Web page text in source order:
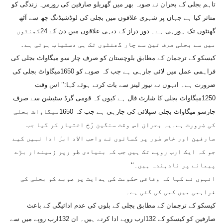
تاہم بجلی کے بحران نے صوبہ بھر میں گھریلو صارفین کی روزمرہ زندگی کو
متاثر کیا ہے جہاں پر شہری علاقوں میں بجلی کی لوڈشیڈنگ چھ سے آٹھ
گھنٹوں تک ہورہی ہے۔ دور دراز کے دیہی علاقوں میں دن کے 24گھنٹوں
میں سے بجلی صرف تین سے چار گھنٹوں تک ہی دستیاب ہوتی ہے۔
کیسکو کے ترجمان کے مطابق بلوچستان کو صرف چار سو میگاواٹ بجلی کی
فراہمی عمل میں لائی جارہی ہے جب کہ صوبے کو 1650میگاواٹ بجلی کی
ضرورت ہے۔ انہوں نے نیوز لینز سے بات کرتے ہوئے کہا:’’ اس وقت
1250میگاواٹ بجلی کا شارٹ فال ہے کیوں کہ قومی گرڈ سٹیشن سے صرف
چارسو میگاواٹ بجلی سپلائی کی جارہی ہے جب کہ 1650میگاواٹ بجلی
کی ضرورت ہے۔یہ بحران اس وقت سنگین رُخ اختیار کر گیا جب
صارفین اور خاص طور پر کسانوں نے واجب الاد ابل ادا نہیں کیے
جو کہ ایک ارب روپے تک ہیں جب کہ بنیادی طو رپر زمیندار بڑے
پیمانے پر نادہندہ ہیں۔‘‘
انہوں نے کہا کہ وفاقی حکومت کی ہدایت پر صوبے کو بجلی کی
فراہمی میں کمی کی گئی ہے۔
کیسکو کے ترجمان کے مطابق بجلی کے بلوں کی عدم ادائیگی کے باعث
صارفین کو کیسکو کے 132ارب روپے ادا کرنے ہیں۔ ان 132ارب روپے میں سے